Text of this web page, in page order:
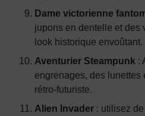
Dame victorienne
jupons en dentelle et des
look historique envoûtant.
Aventurier Steampunk :
engrenages, des lunettes
rétro-futuriste.
Alien Invader : utilisez